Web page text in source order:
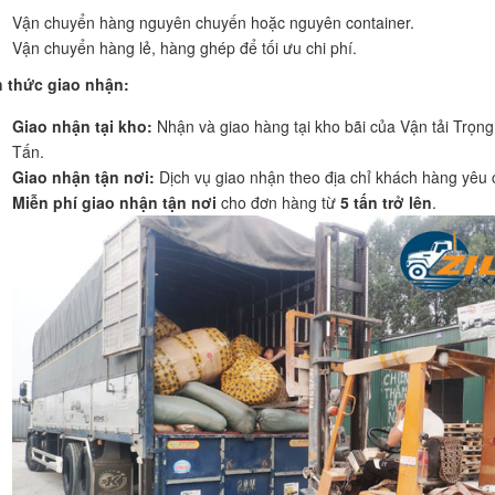
Vận chuyển hàng nguyên chuyến hoặc nguyên container.
Vận chuyển hàng lẻ, hàng ghép để tối ưu chi phí.
thức giao nhận:
Giao nhận tại kho: Nhận và giao hàng tại kho bãi của Vận tải Trọng
Tấn.
Giao nhận tận nơi: Dịch vụ giao nhận theo địa chỉ khách hàng yêu
Miễn phí giao nhận tận nơi cho đơn hàng từ 5 tấn trở lên.